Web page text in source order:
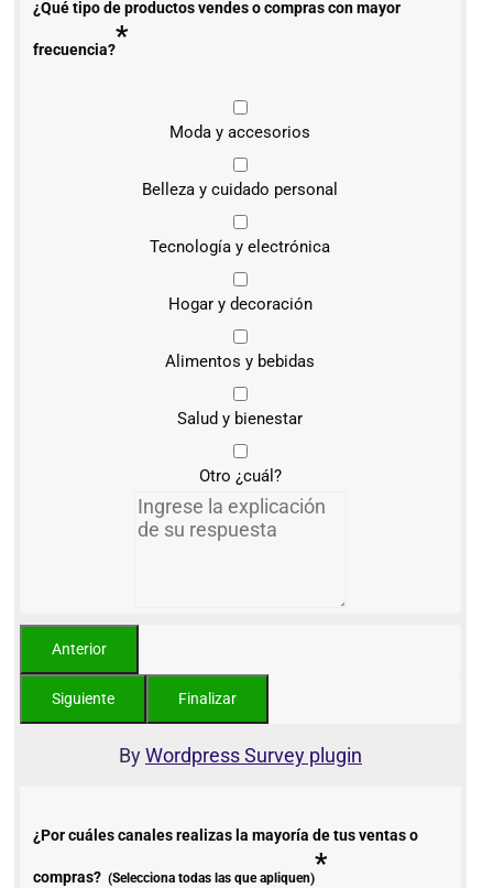
¿Qué tipo de productos vendes o compras con mayor
frecuencia?*
Moda y accesorios
Belleza y cuidado personal
Tecnología y electrónica
Hogar y decoración
Alimentos y bebidas
Salud y bienestar
Otro ¿cuál?
ByWordpress Survey plugin
¿Por cuáles canales realizas la mayoría de tus ventas o
compras? (Selecciona todas las que apliquen)*